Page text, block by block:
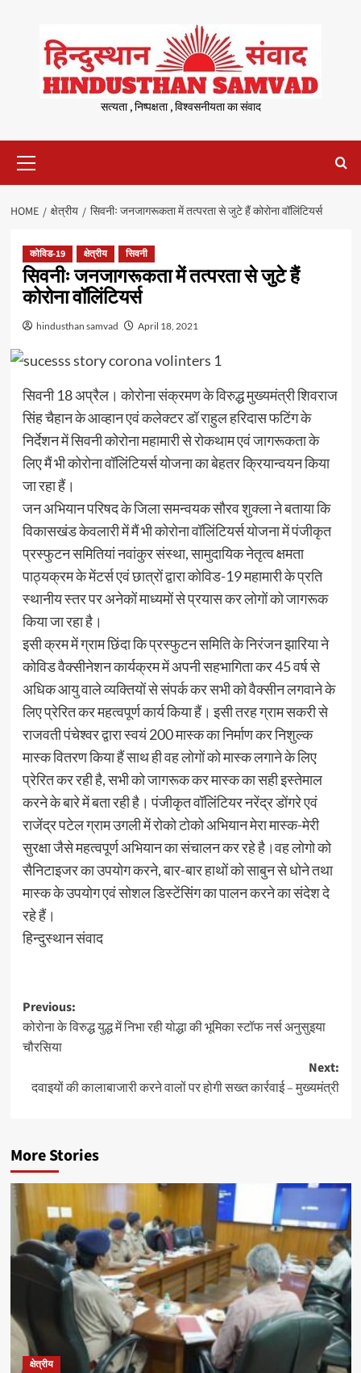
content
सत्यता , निष्पक्षता , विश्वसनीयता का संवाद
Menu
HOME क्षेत्रीय सिवनीः जनजागरूकता में तत्परता से जुटे हैं कोरोना वॉलिंटियर्स
कोविड-19 क्षेत्रीय सिवनी
सिवनीः जनजागरूकता में तत्परता से जुटे हैं
कोरोना वॉलिंटियर्स
hindusthan samvad April 18, 2021
सिवनी 18 अप्रैल। कोरोना संक्रमण के विरुद्ध मुख्यमंत्री शिवराज
सिंह चैहान के आव्हान एवं कलेक्टर डॉ राहुल हरिदास फटिंग के
निर्देशन में सिवनी कोरोना महामारी से रोकथाम एवं जागरूकता के
लिए मैं भी कोरोना वॉलिंटियर्स योजना का बेहतर क्रियान्वयन किया
जा रहा हैं।
जन अभियान परिषद के जिला समन्वयक सौरव शुक्ला ने बताया कि
विकासखंड केवलारी में मैं भी कोरोना वॉलिंटियर्स योजना में पंजीकृत
प्रस्फुटन समितियां नवांकुर संस्था, सामुदायिक नेतृत्व क्षमता
पाठ्यक्रम के मेंटर्स एवं छात्रों द्वारा कोविड-19 महामारी के प्रति
स्थानीय स्तर पर अनेकों माध्यमों से प्रयास कर लोगों को जागरूक
किया जा रहा है।
इसी क्रम में ग्राम छिंदा कि प्रस्फुटन समिति के निरंजन झारिया ने
कोविड वैक्सीनेशन कार्यक्रम में अपनी सहभागिता कर 45 वर्ष से
अधिक आयु वाले व्यक्तियों से संपर्क कर सभी को वैक्सीन लगवाने के
लिए प्रेरित कर महत्वपूर्ण कार्य किया हैं। इसी तरह ग्राम सकरी से
राजवती पंचेश्वर द्वारा स्वयं 200 मास्क का निर्माण कर निशुल्क
मास्क वितरण किया हैं साथ ही वह लोगों को मास्क लगाने के लिए
प्रेरित कर रही है, सभी को जागरूक कर मास्क का सही इस्तेमाल
करने के बारे में बता रही है। पंजीकृत वॉलिंटियर नरेंद्र डोंगरे एवं
राजेंद्र पटेल ग्राम उगली में रोको टोको अभियान मेरा मास्क-मेरी
सुरक्षा जैसे महत्वपूर्ण अभियान का संचालन कर रहे है।वह लोगो को
सैनिटाइजर का उपयोग करने, बार-बार हाथों को साबुन से धोने तथा
मास्क के उपयोग एवं सोशल डिस्टेंसिंग का पालन करने का संदेश दे
रहे हैं।
हिन्दुस्थान संवाद
Post
navigation
Previous:
कोरोना के विरुद्ध युद्ध में निभा रही योद्धा की भूमिका स्टॉफ नर्स अनुसुइया
चौरसिया
Next:
दवाइयों की कालाबाजारी करने वालों पर होगी सख्त कार्रवाई – मुख्यमंत्री
More Stories
क्षेत्रीय